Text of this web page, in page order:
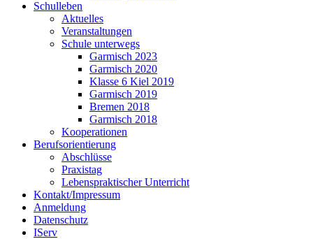
Schulleben
Aktuelles
Veranstaltungen
Schule unterwegs
Garmisch 2023
Garmisch 2020
Klasse 6 Kiel 2019
Garmisch 2019
Bremen 2018
Garmisch 2018
Kooperationen
Berufsorientierung
Abschlüsse
Praxistag
Lebenspraktischer Unterricht
Kontakt/Impressum
Anmeldung
Datenschutz
IServ